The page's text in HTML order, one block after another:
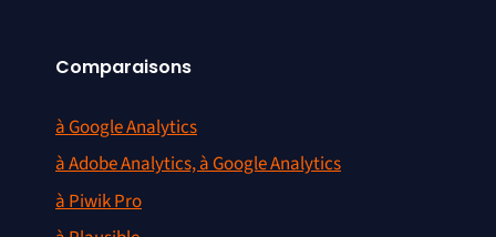
Comparaisons
à Google Analytics
à Adobe Analytics, à Google Analytics
à Piwik Pro